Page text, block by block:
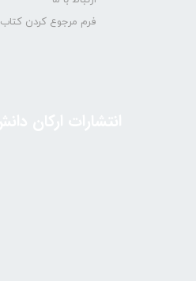
فرم مرجوع کردن کتاب